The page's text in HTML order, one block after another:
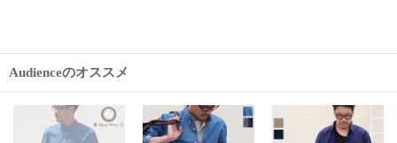
Audienceのオススメ